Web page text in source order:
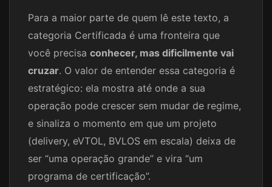
Para a maior parte de quem lê este texto, a
categoria Certificada é uma fronteira que
você precisa conhecer, mas dificilmente vai
cruzar. O valor de entender essa categoria é
estratégico: ela mostra até onde a sua
operação pode crescer sem mudar de regime,
e sinaliza o momento em que um projeto
(delivery, eVTOL, BVLOS em escala) deixa de
ser “uma operação grande” e vira “um
programa de certificação”.